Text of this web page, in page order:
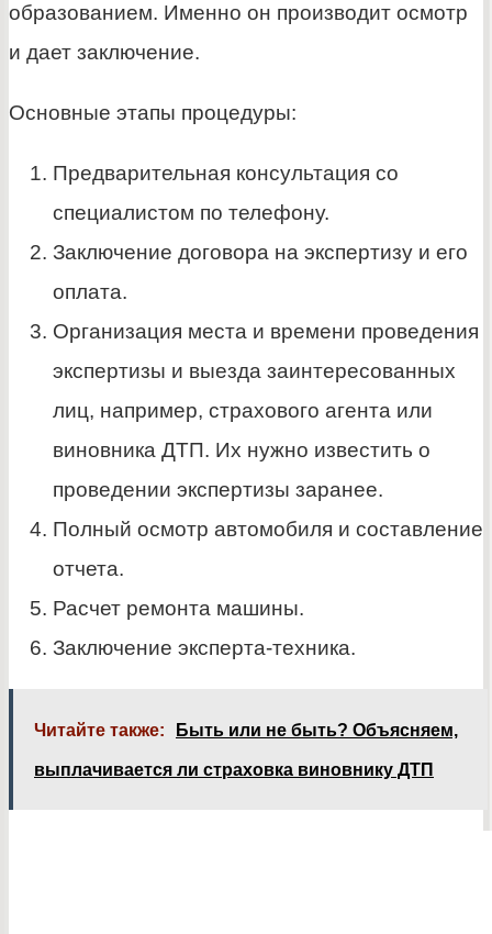
образованием. Именно он производит осмотр
и дает заключение.
Основные этапы процедуры:
Предварительная консультация со
специалистом по телефону.
Заключение договора на экспертизу и его
оплата.
Организация места и времени проведения
экспертизы и выезда заинтересованных
лиц, например, страхового агента или
виновника ДТП. Их нужно известить о
проведении экспертизы заранее.
Полный осмотр автомобиля и составление
отчета.
Расчет ремонта машины.
Заключение эксперта-техника.
Читайте также: Быть или не быть? Объясняем,
выплачивается ли страховка виновнику ДТП